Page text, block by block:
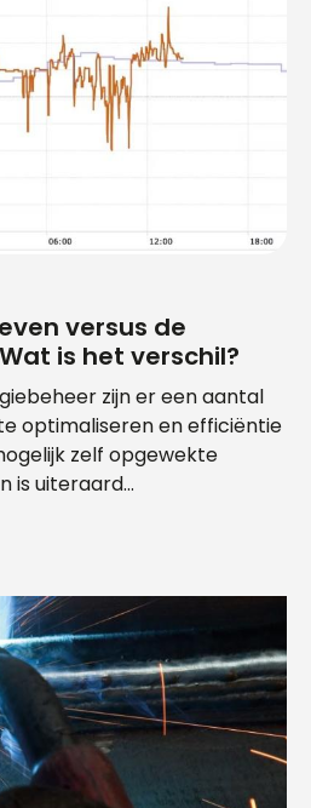
versus de
is het verschil?
zijn er een aantal
optimaliseren en efficiëntie
zelf opgewekte
is uiteraard...